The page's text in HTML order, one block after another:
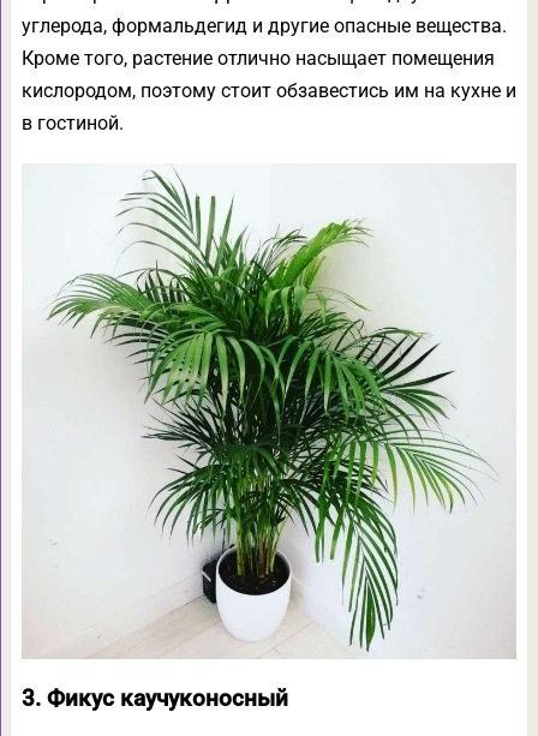
углерода, формальдегид и другие опасные вещества.
Кроме того, растение отлично насыщает помещения
кислородом, поэтому стоит обзавестись им на кухне и
в гостиной.
3. Фикус каучуконосный